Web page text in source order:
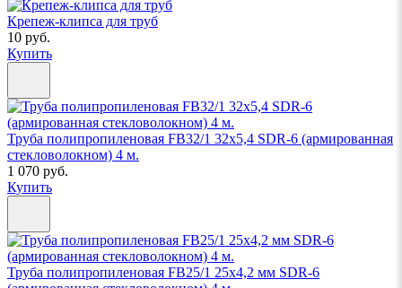
Крепеж-клипса для труб
10 руб.
Купить
Труба полипропиленовая FB32/1 32х5,4 SDR-6 (армированная
стекловолокном) 4 м.
1 070 руб.
Купить
Труба полипропиленовая FB25/1 25х4,2 мм SDR-6